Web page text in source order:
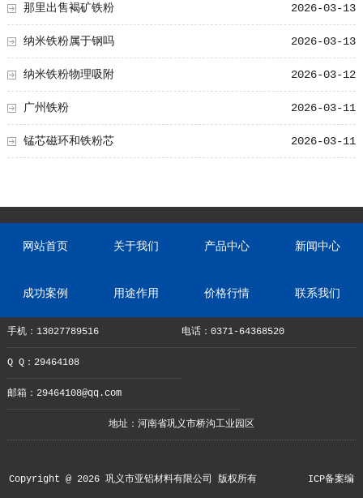
2026-03-13
那里出售褐矿铁粉
2026-03-13
纳米铁粉属于钢吗
2026-03-12
纳米铁粉物理吸附
2026-03-11
广州铁粉
2026-03-11
锰芯磁环和铁粉芯
网站首页 关于我们 产品中心 新闻中心
成功案例 用途作用 价格行情 联系我们
手机：13027789516 电话：0371-64368520
Q Q：29464108
邮箱：29464108@qq.com
地址：河南省巩义市桥沟工业园区
Copyright @ 2026 巩义市亚铝材料有限公司 版权所有 ICP备案编